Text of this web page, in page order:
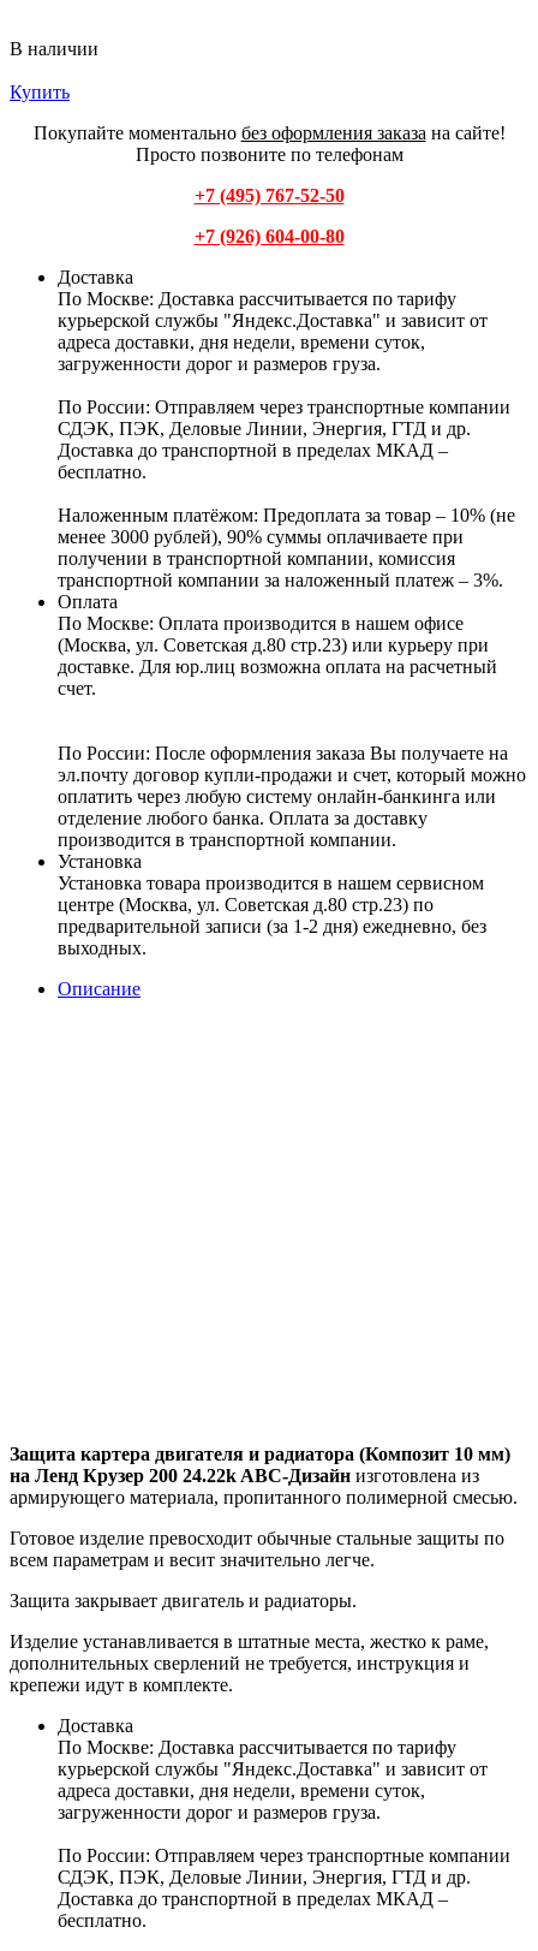
В наличии
Купить
Покупайте моментально без оформления заказа на сайте!
Просто позвоните по телефонам
+7 (495) 767-52-50
+7 (926) 604-00-80
Доставка
По Москве: Доставка рассчитывается по тарифу
курьерской службы "Яндекс.Доставка" и зависит от
адреса доставки, дня недели, времени суток,
загруженности дорог и размеров груза.
По России: Отправляем через транспортные компании
СДЭК, ПЭК, Деловые Линии, Энергия, ГТД и др.
Доставка до транспортной в пределах МКАД –
бесплатно.
Наложенным платёжом: Предоплата за товар – 10% (не
менее 3000 рублей), 90% суммы оплачиваете при
получении в транспортной компании, комиссия
транспортной компании за наложенный платеж – 3%.
Оплата
По Москве: Оплата производится в нашем офисе
(Москва, ул. Советская д.80 стр.23) или курьеру при
доставке. Для юр.лиц возможна оплата на расчетный
счет.
По России: После оформления заказа Вы получаете на
эл.почту договор купли-продажи и счет, который можно
оплатить через любую систему онлайн-банкинга или
отделение любого банка. Оплата за доставку
производится в транспортной компании.
Установка
Установка товара производится в нашем сервисном
центре (Москва, ул. Советская д.80 стр.23) по
предварительной записи (за 1-2 дня) ежедневно, без
выходных.
Описание
Защита картера двигателя и радиатора (Композит 10 мм)
на Ленд Крузер 200 24.22k ABC-Дизайн изготовлена из
армирующего материала, пропитанного полимерной смесью.
Готовое изделие превосходит обычные стальные защиты по
всем параметрам и весит значительно легче.
Защита закрывает двигатель и радиаторы.
Изделие устанавливается в штатные места, жестко к раме,
дополнительных сверлений не требуется, инструкция и
крепежи идут в комплекте.
Доставка
По Москве: Доставка рассчитывается по тарифу
курьерской службы "Яндекс.Доставка" и зависит от
адреса доставки, дня недели, времени суток,
загруженности дорог и размеров груза.
По России: Отправляем через транспортные компании
СДЭК, ПЭК, Деловые Линии, Энергия, ГТД и др.
Доставка до транспортной в пределах МКАД –
бесплатно.